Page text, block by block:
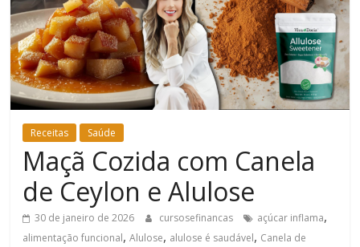
Estar
Receitas Saúde
Maçã Cozida com Canela
de Ceylon e Alulose
30 de janeiro de 2026 cursosefinancas açúcar inflama,
alimentação funcional,Alulose, alulose é saudável, Canela de